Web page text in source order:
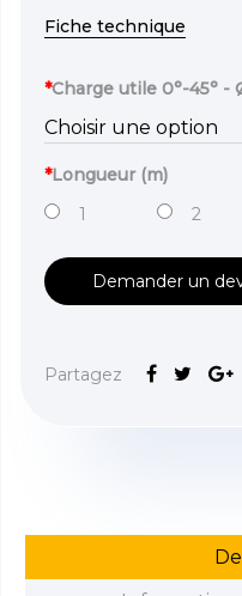
Fiche technique
*Charge utile 0°-45° -
*Longueur (m)
1
2
Demander un
Partagez